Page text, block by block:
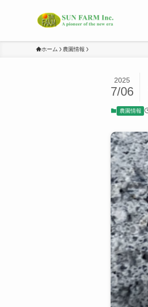
ホーム 農園情報
2025
7/06
農園情報